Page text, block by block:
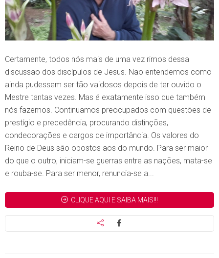
Certamente, todos nós mais de uma vez rimos dessa
discussão dos discípulos de Jesus. Não entendemos como
ainda pudessem ser tão vaidosos depois de ter ouvido o
Mestre tantas vezes. Mas é exatamente isso que também
nós fazemos. Continuamos preocupados com questões de
prestígio e precedência, procurando distinções,
condecorações e cargos de importância. Os valores do
Reino de Deus são opostos aos do mundo. Para ser maior
do que o outro, iniciam-se guerras entre as nações, mata-se
e rouba-se. Para ser menor, renuncia-se a...
CLIQUE AQUI E SAIBA MAIS!!!